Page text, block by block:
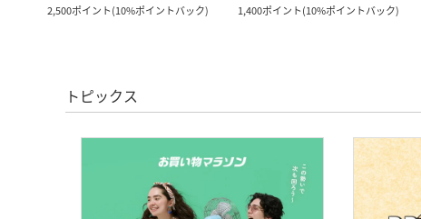
2,500ポイント(10%ポイントバック)
1,400ポイント(10%ポイントバック)
トピックス